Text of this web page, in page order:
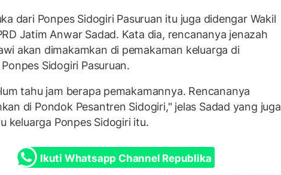
dari Ponpes Sidogiri Pasuruan itu juga didengar Wakil
Jatim Anwar Sadad. Kata dia, rencananya jenazah
akan dimakamkan di pemakaman keluarga di
Sidogiri Pasuruan.
tahu jam berapa pemakamannya. Rencananya
di Pondok Pesantren Sidogiri," jelas Sadad yang juga
keluarga Ponpes Sidogiri itu.
Ikuti Whatsapp Channel Republika